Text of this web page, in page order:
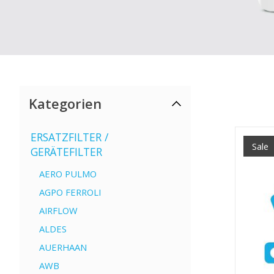
Kategorien
ERSATZFILTER /
GERÄTEFILTER
AERO PULMO
AGPO FERROLI
AIRFLOW
ALDES
AUERHAAN
AWB
Sale